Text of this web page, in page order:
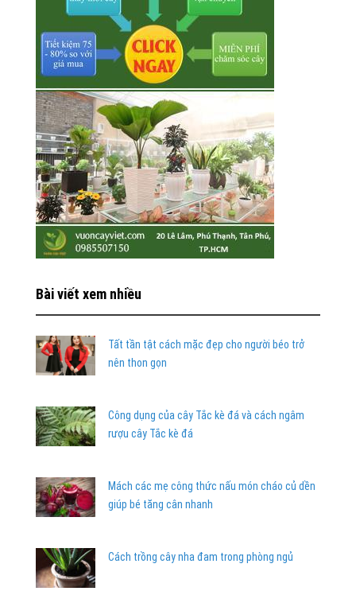
Bài viết xem nhiều
Tất tần tật cách mặc đẹp cho người béo trở
nên thon gọn
Công dụng của cây Tắc kè đá và cách ngâm
rượu cây Tắc kè đá
Mách các mẹ công thức nấu món cháo củ dền
giúp bé tăng cân nhanh
Cách trồng cây nha đam trong phòng ngủ